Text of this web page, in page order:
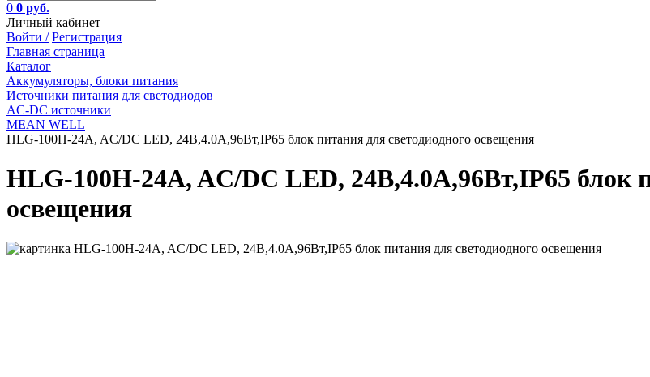
0 0 руб.
Личный кабинет
Войти / Регистрация
Главная страница
Каталог
Аккумуляторы, блоки питания
Источники питания для светодиодов
AC-DC источники
MEAN WELL
HLG-100H-24A, AC/DC LED, 24В,4.0А,96Вт,IP65 блок питания для светодиодного освещения
HLG-100H-24A, AC/DC LED, 24В,4.0А,96Вт,IP65 блок
освещения